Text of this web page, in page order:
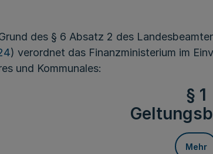
des § 6 Absatz 2 des
) verordnet das Finanzministerium im
und Kommunales:
§ 1
Mehr